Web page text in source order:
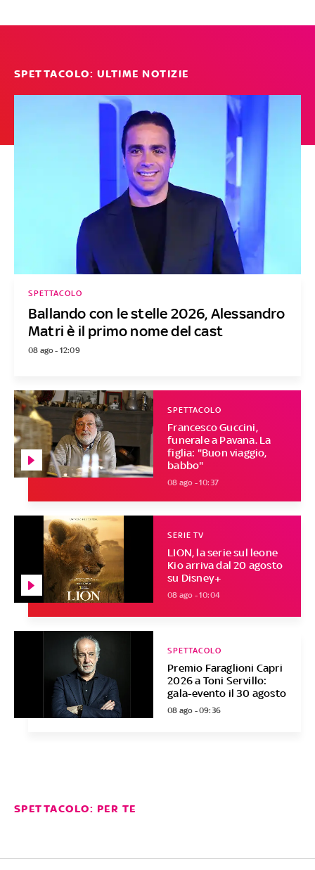
SPETTACOLO: ULTIME NOTIZIE
Ballando con le stelle 2026, Alessandro
Matri è il primo nome del cast
SPETTACOLO
08 ago - 12:09
Francesco Guccini,
funerale a Pavana. La
figlia: "Buon viaggio,
babbo"
SPETTACOLO
08 ago - 10:37
LION, la serie sul leone
Kio arriva dal 20 agosto
su Disney+
SERIE TV
08 ago - 10:04
Premio Faraglioni Capri
2026 a Toni Servillo:
gala-evento il 30 agosto
SPETTACOLO
08 ago - 09:36
SPETTACOLO: PER TE